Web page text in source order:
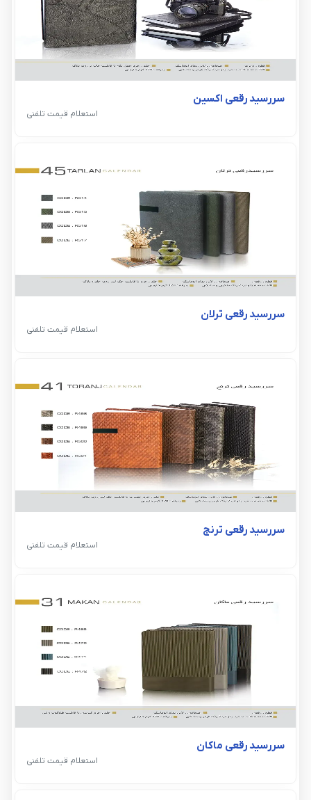
سررسید رقعی اکسین
استعلام قیمت تلفنی
سررسید رقعی ترلان
استعلام قیمت تلفنی
سررسید رقعی ترنج
استعلام قیمت تلفنی
سررسید رقعی ماکان
استعلام قیمت تلفنی